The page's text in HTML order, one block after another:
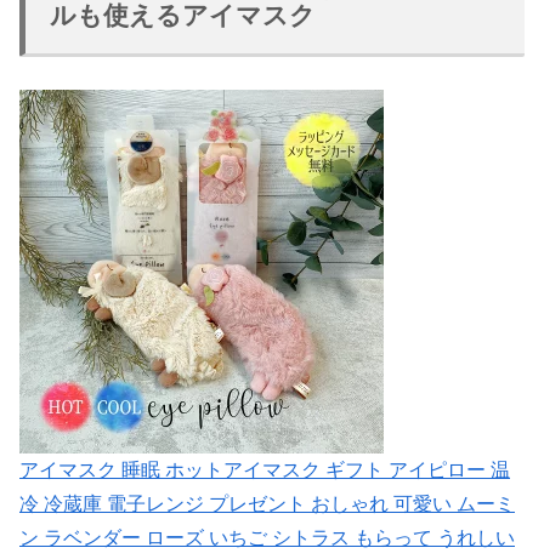
ルも使えるアイマスク
アイマスク 睡眠 ホットアイマスク ギフト アイピロー 温
冷 冷蔵庫 電子レンジ プレゼント おしゃれ 可愛い ムーミ
ン ラベンダー ローズ いちご シトラス もらって うれしい